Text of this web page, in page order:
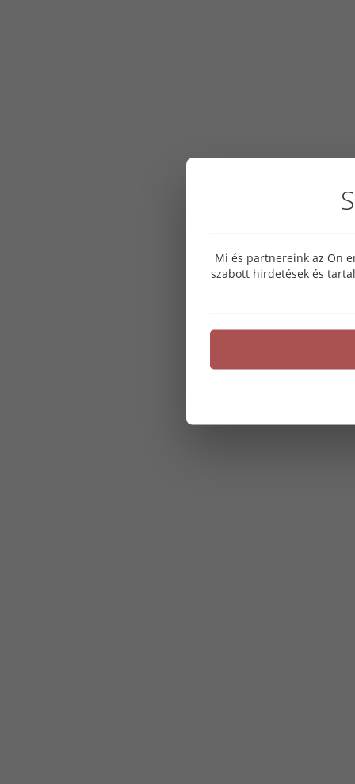
Mi és partnereink az Ön
szabott hirdetések és